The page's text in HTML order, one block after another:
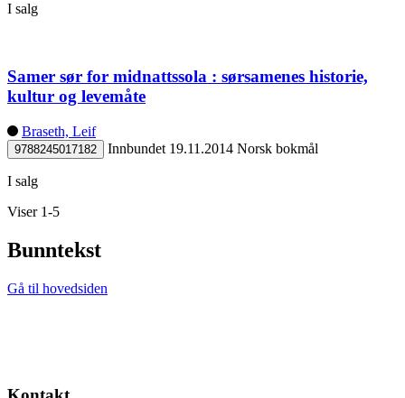
I salg
Samer sør for midnattssola : sørsamenes historie,
kultur og levemåte
Braseth, Leif
9788245017182 Innbundet 19.11.2014 Norsk bokmål
I salg
Viser 1-5
Bunntekst
Gå til hovedsiden